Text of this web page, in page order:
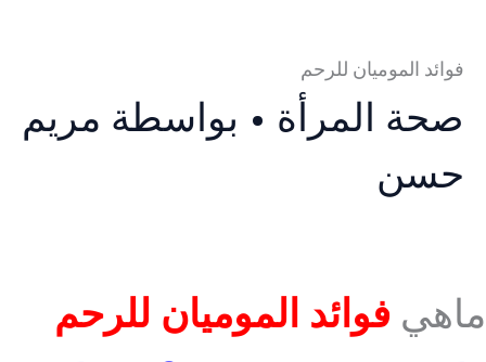
فوائد الموميان للرحم
صحة المرأة • بواسطة مريم
حسن
ماهي فوائد الموميان للرحم